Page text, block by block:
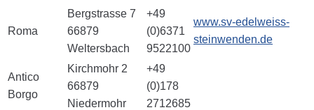
Roma
Bergstrasse 7
66879
Weltersbach
+49
(0)6371
9522100
www.sv-edelweiss-
steinwenden.de
Antico
Borgo
Kirchmohr 2
66879
Niedermohr
+49
(0)178
2712685